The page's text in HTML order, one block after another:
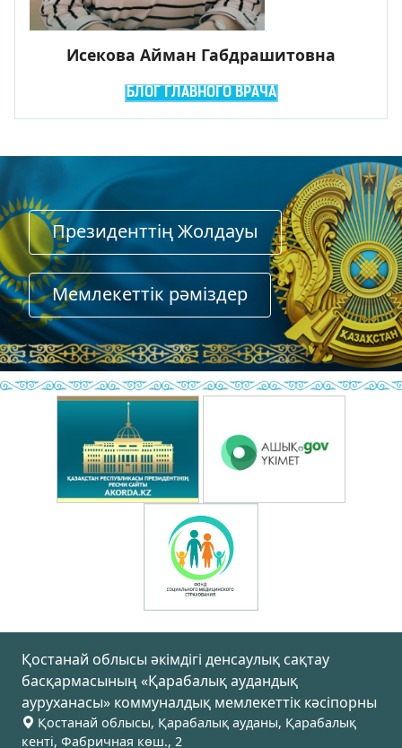
Исекова Айман Габдрашитовна
БЛОГ ГЛАВНОГО ВРАЧА
Президенттің Жолдауы
Мемлекеттiк рәмiздер
Қостанай облысы әкімдігі денсаулық сақтау
басқармасының «Қарабалық аудандық
ауруханасы» коммуналдық мемлекеттік кәсіпорны
Қостанай облысы, Қарабалық ауданы, Қарабалық
кенті, Фабричная көш., 2